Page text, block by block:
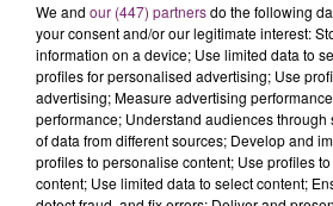
We and our (447) partnersdo the following
your consent and/or our legitimate interest:
information on a device; Use limited data to
profiles for personalised advertising; Use
advertising; Measure advertising
performance; Understand audiences through
of data from different sources; Develop and
profiles to personalise content; Use profiles
content; Use limited data to select content;